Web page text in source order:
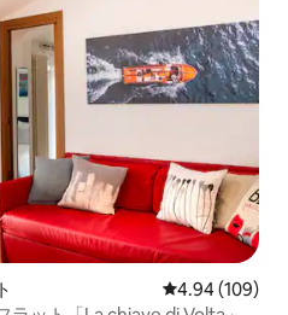
レビュー109
4.94 (109)